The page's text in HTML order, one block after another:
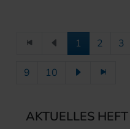
1 2 3
9 10
AKTUELLES HEFT